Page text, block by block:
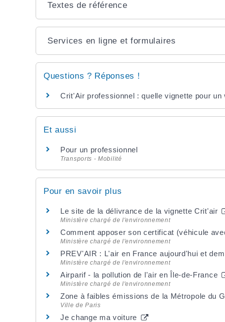
Textes de référence
Services en ligne et formulaires
Questions ? Réponses !
Crit'Air professionnel : quelle vignette pour
Et aussi
Pour un professionnel
Transports - Mobilité
Pour en savoir plus
Le site de la délivrance de la vignette Crit'air
Ministère chargé de l'environnement
Comment apposer son certificat (véhicule
Ministère chargé de l'environnement
PREV'AIR : L'air en France aujourd'hui et
Ministère chargé de l'environnement
Airparif - la pollution de l'air en Île-de-France
Ministère chargé de l'environnement
Zone à faibles émissions de la Métropole du
Ville de Paris
Je change ma voiture